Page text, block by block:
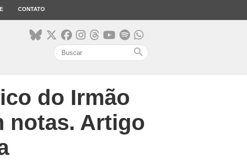
CONTATO
search
do Irmão
notas. Artigo